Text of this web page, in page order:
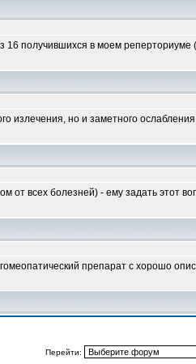
16 получившихся в моем
излечения, но и заметного
всех болезней) - ему задать этот
препарат с хорошо
Перейти: